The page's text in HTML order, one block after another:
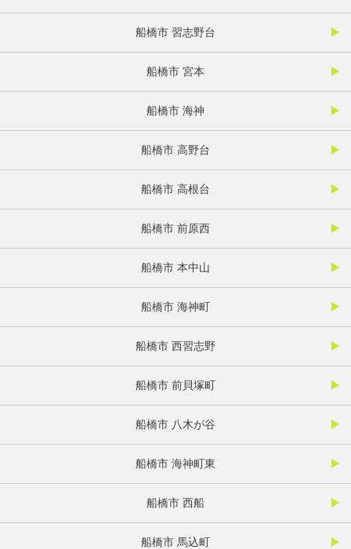
船橋市 習志野台
船橋市 宮本
船橋市 海神
船橋市 高野台
船橋市 高根台
船橋市 前原西
船橋市 本中山
船橋市 海神町
船橋市 西習志野
船橋市 前貝塚町
船橋市 八木が谷
船橋市 海神町東
船橋市 西船
船橋市 馬込町